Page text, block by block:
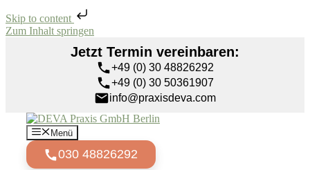
Skip to content
Zum Inhalt springen
Jetzt Termin vereinbaren:
+49 (0) 30 48826292
+49 (0) 30 50361907
info@praxisdeva.com
Menü
030 48826292